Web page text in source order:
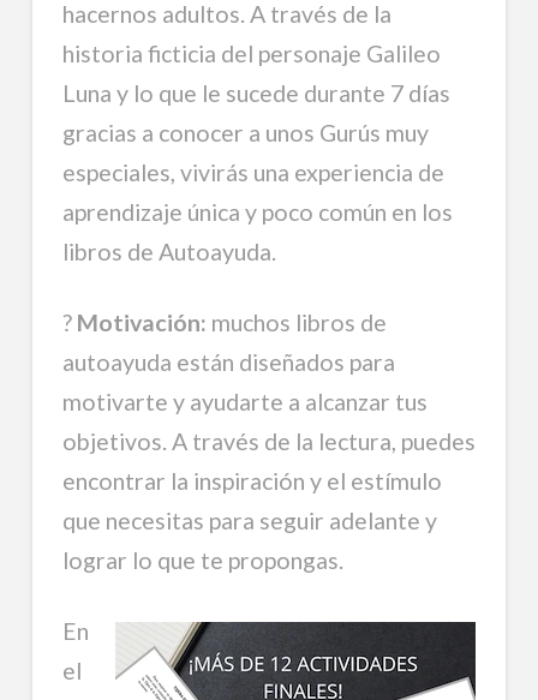
hacernos adultos. A través de la
historia ficticia del personaje Galileo
Luna y lo que le sucede durante 7 días
gracias a conocer a unos Gurús muy
especiales, vivirás una experiencia de
aprendizaje única y poco común en los
libros de Autoayuda.
? Motivación: muchos libros de
autoayuda están diseñados para
motivarte y ayudarte a alcanzar tus
objetivos. A través de la lectura, puedes
encontrar la inspiración y el estímulo
que necesitas para seguir adelante y
lograr lo que te propongas.
En
el